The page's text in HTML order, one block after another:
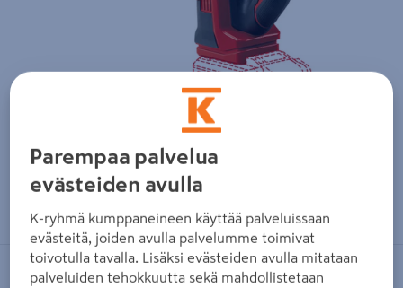
Zoomaa kuvaa sormilla kosketusnäytöllä
EINHELL
Parempaa palvelua
evästeiden avulla
K-ryhmä kumppaneineen käyttää palveluissaan
evästeitä, joiden avulla palvelumme toimivat
toivotulla tavalla. Lisäksi evästeiden avulla mitataan
palveluiden tehokkuutta sekä mahdollistetaan